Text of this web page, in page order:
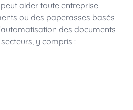
aider toute entreprise
ou des paperasses basés
des documents
y compris :